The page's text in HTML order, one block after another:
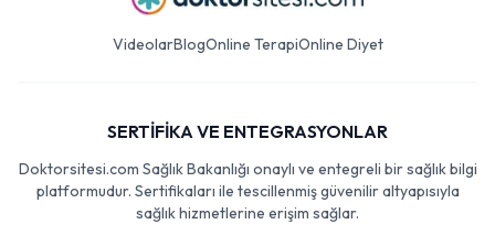
VideolarBlogOnline TerapiOnline Diyet
SERTİFİKA VE ENTEGRASYONLAR
Doktorsitesi.com Sağlık Bakanlığı onaylı ve entegreli bir sağlık bilgi
platformudur. Sertifikaları ile tescillenmiş güvenilir altyapısıyla
sağlık hizmetlerine erişim sağlar.